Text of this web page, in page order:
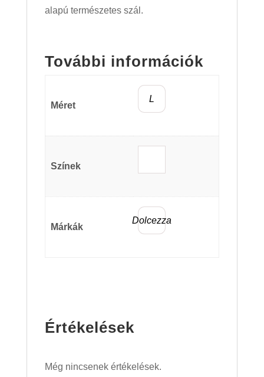
alapú természetes szál.
További információk
Méret
L
Színek
Márkák
Dolcezza
Értékelések
Még nincsenek értékelések.